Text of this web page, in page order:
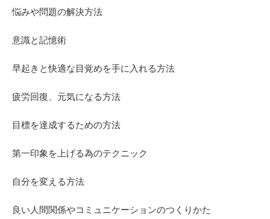
悩みや問題の解決方法
意識と記憶術
早起きと快適な目覚めを手に入れる方法
疲労回復、元気になる方法
目標を達成するための方法
第一印象を上げる為のテクニック
自分を変える方法
良い人間関係やコミュニケーションのつくりかた